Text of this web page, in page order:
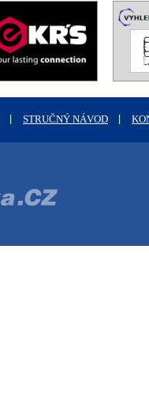
STRUČNÝ NÁVOD